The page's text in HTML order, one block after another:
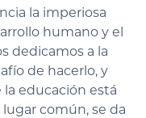
la imperiosa
humano y el
dedicamos a la
de hacerlo, y
educación está
común, se da